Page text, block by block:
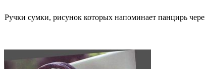
Ручки сумки, рисунок которых напоминает панцирь